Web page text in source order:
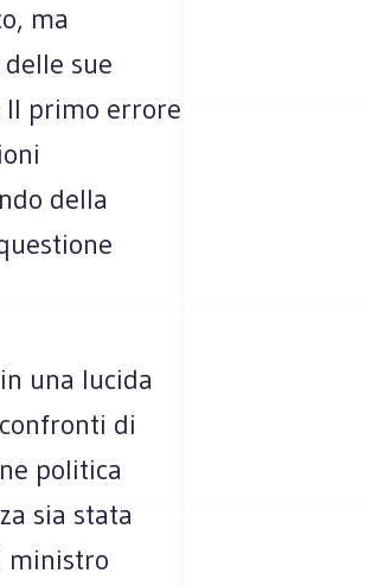
ma
sue
Il primo errore
della
una lucida
di
politica
sia stata
ministro